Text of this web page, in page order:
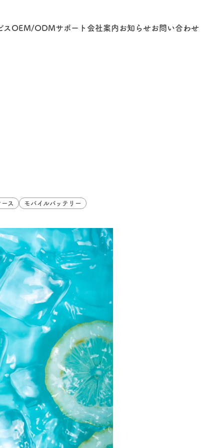
ス OEM/ODMサポート 会社案内 お知らせお問い合わせ
ス モバイルバッテリー